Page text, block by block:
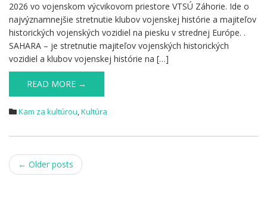
2026 vo vojenskom výcvikovom priestore VTSÚ Záhorie. Ide o
najvýznamnejšie stretnutie klubov vojenskej histórie a majiteľov
historických vojenských vozidiel na piesku v strednej Európe. .
SAHARA – je stretnutie majiteľov vojenských historických
vozidiel a klubov vojenskej histórie na […]
READ MORE →
Kam za kultúrou,Kultúra
Post
← Older posts